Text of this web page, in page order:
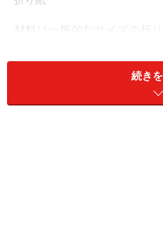
材料は一般的なサイズの折
紙でできますので、包むも
続き